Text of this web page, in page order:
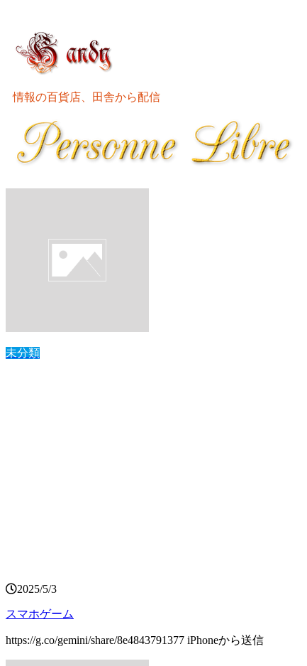
情報の百貨店、田舎から配信
未分類
2025/5/3
スマホゲーム
https://g.co/gemini/share/8e4843791377 iPhoneから送信